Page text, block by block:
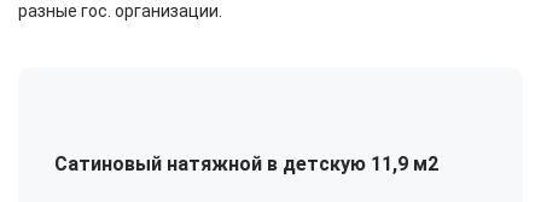
разные гос. организации.
Сатиновый натяжной в детскую 11,9 м2